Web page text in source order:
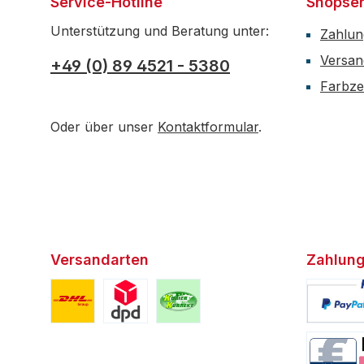
Unterstützung und Beratung unter:
+49 (0) 89 4521 - 5380
Oder über unser Kontaktformular.
Versandarten